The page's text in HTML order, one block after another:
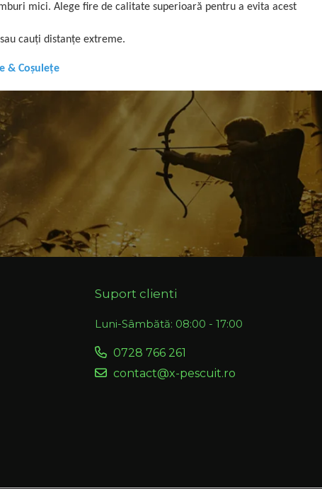
mici. Alege fire de calitate superioară pentru a evita acest
cauți distanțe extreme.
& Coșulețe
Suport clienti
Luni-Sâmbătă: 08:00 - 17:00
0728 766 261
contact@x-pescuit.ro